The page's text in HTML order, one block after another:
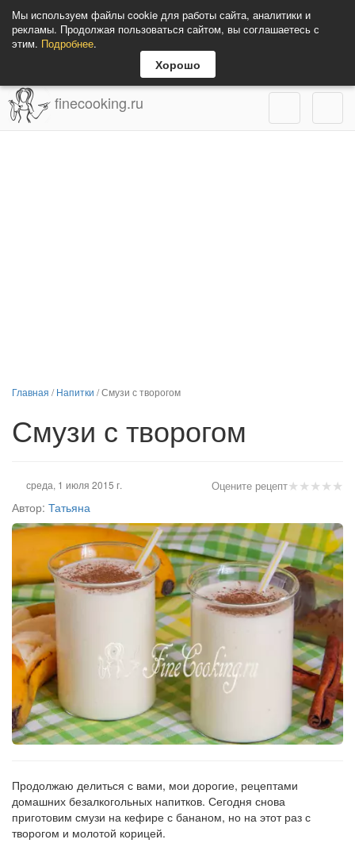
Мы используем файлы cookie для работы сайта, аналитики и
рекламы. Продолжая пользоваться сайтом, вы соглашаетесь с
этим. Подробнее.
Хорошо
finecooking.ru
Главная /Напитки /Смузи с творогом
Смузи с творогом
★★★★★
Оцените рецепт
среда, 1 июля 2015 г.
Автор: Татьяна
Продолжаю делиться с вами, мои дорогие, рецептами
домашних безалкогольных напитков. Сегодня снова
приготовим смузи на кефире с бананом, но на этот раз с
творогом и молотой корицей.